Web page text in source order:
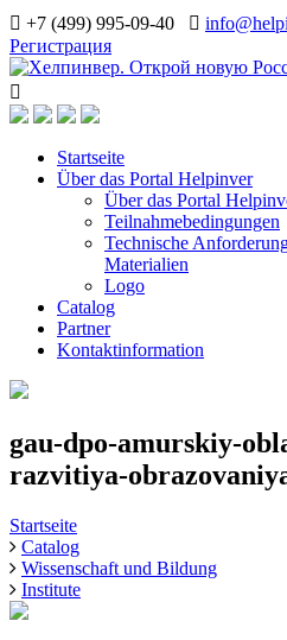
+7 (499) 995-09-40
Регистрация
Startseite
Über das Portal Helpinver
Über das Portal
Teilnahmebedingungen
Technische
Materialien
Logo
Catalog
Partner
Kontaktinformation
gau-dpo-amurskiy-
razvitiya-
Startseite
Catalog
Wissenschaft und Bildung
Institute